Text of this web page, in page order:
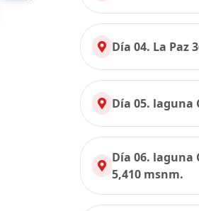
Día 04. La Paz
Día 05. laguna
Día 06. laguna
5,410 msnm.